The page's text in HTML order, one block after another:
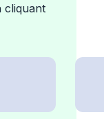
cliquant